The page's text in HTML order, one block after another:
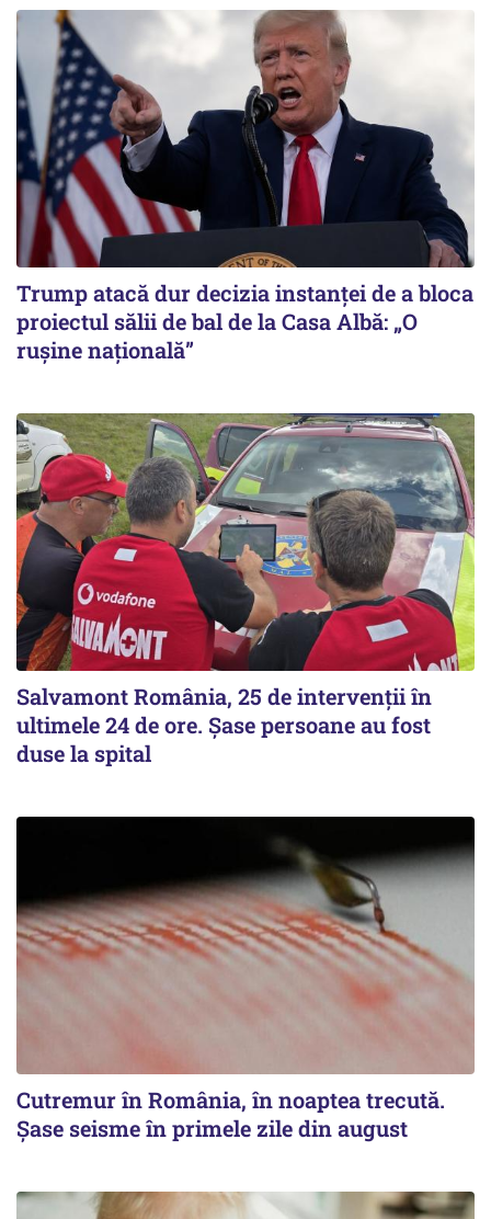
Trump atacă dur decizia instanţei de a bloca
proiectul sălii de bal de la Casa Albă: „O
ruşine naţională”
Salvamont România, 25 de intervenții în
ultimele 24 de ore. Șase persoane au fost
duse la spital
Cutremur în România, în noaptea trecută.
Șase seisme în primele zile din august